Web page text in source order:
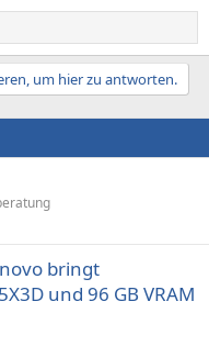
um hier zu antworten.
bringt
und 96 GB VRAM